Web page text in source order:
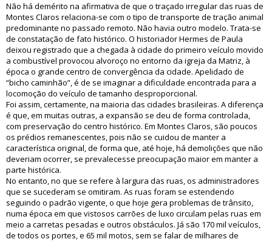
Não há demérito na afirmativa de que o traçado irregular das ruas de
Montes Claros relaciona-se com o tipo de transporte de tração animal
predominante no passado remoto. Não havia outro modelo. Trata-se
de constatação de fato histórico. O historiador Hermes de Paula
deixou registrado que a chegada à cidade do primeiro veículo movido
a combustível provocou alvoroço no entorno da igreja da Matriz, à
época o grande centro de convergência da cidade. Apelidado de
“bicho caminhão”, é de se imaginar a dificuldade encontrada para a
locomoção do veículo de tamanho desproporcional.
Foi assim, certamente, na maioria das cidades brasileiras. A diferença
é que, em muitas outras, a expansão se deu de forma controlada,
com preservação do centro histórico. Em Montes Claros, são poucos
os prédios remanescentes, pois não se cuidou de manter a
característica original, de forma que, até hoje, há demolições que não
deveriam ocorrer, se prevalecesse preocupação maior em manter a
parte histórica.
No entanto, no que se refere à largura das ruas, os administradores
que se sucederam se omitiram. As ruas foram se estendendo
seguindo o padrão vigente, o que hoje gera problemas de trânsito,
numa época em que vistosos carrões de luxo circulam pelas ruas em
meio a carretas pesadas e outros obstáculos. Já são 170 mil veículos,
de todos os portes, e 65 mil motos, sem se falar de milhares de